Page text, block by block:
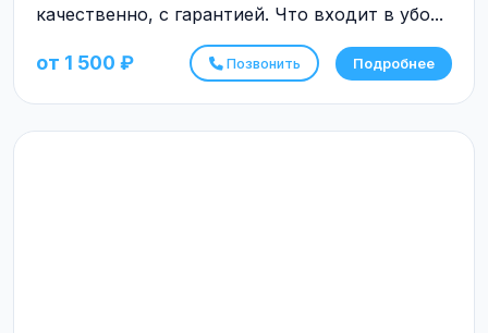
качественно, с гарантией. Что входит в убо...
от 1 500 ₽ Позвонить Подробнее